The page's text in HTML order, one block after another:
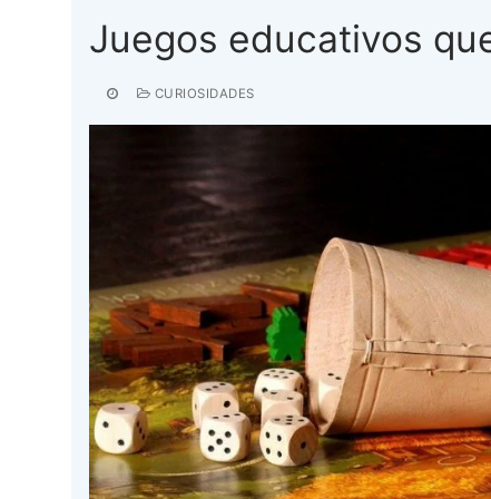
Juegos educativos
CURIOSIDADES